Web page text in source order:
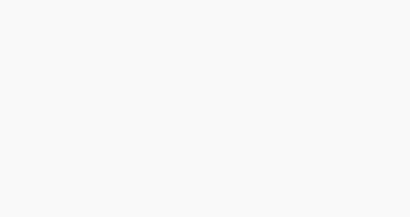
Overall Around the World Record-ის მოხსნას?